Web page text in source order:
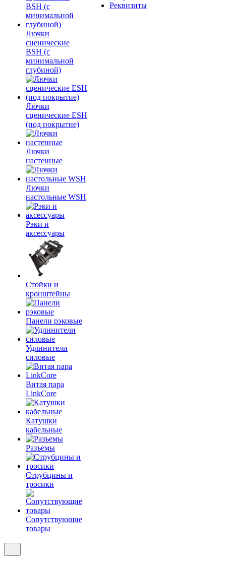
Лючки
сценические
BSH (с
минимальной
глубиной)
Лючки
сценические ESH
(под покрытие)
Лючки
настенные
Лючки
настольные WSH
Рэки и
аксессуары
Стойки и
кронштейны
Панели рэковые
Удлинители
силовые
Витая пара
LinkCore
Катушки
кабельные
Разъемы
Струбцины и
тросики
Сопутствующие
товары
Реквизиты